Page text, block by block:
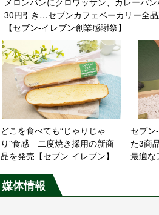
30円引き…セブンカフェベーカリー全
【セブン-イレブン創業感謝祭】
どこを食べても“じゃりじゃ
り”食感 二度焼き採用の新商
品を発売【セブン-イレブン】
セブン
た3商
最適な
媒体情報